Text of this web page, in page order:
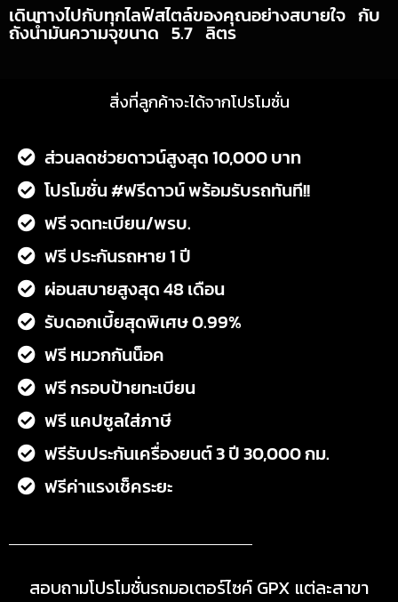
เดินทางไปกับทุกไลฟ์สไตล์ของคุณอย่างสบายใจ กับ
ถังน้ำมันความจุขนาด 5.7 ลิตร
สิ่งที่ลูกค้าจะได้จากโปรโมชั่น
ส่วนลดช่วยดาวน์สูงสุด 10,000 บาท
โปรโมชั่น #ฟรีดาวน์ พร้อมรับรถทันที!!
ฟรี จดทะเบียน/พรบ.
ฟรี ประกันรถหาย 1 ปี
ผ่อนสบายสูงสุด 48 เดือน
รับดอกเบี้ยสุดพิเศษ 0.99%
ฟรี หมวกกันน็อค
ฟรี กรอบป้ายทะเบียน
ฟรี แคปซูลใส่ภาษี
ฟรีรับประกันเครื่องยนต์ 3 ปี 30,000 กม.
ฟรีค่าแรงเช็คระยะ
สอบถามโปรโมชั่นรถมอเตอร์ไซค์ GPX แต่ละสาขา